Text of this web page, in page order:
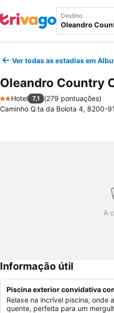
Destino
Ver todas as estadias em
Oleandro Country
2 Estrelas
Hotel 7,1 (279 pontuações)
Caminho Q.ta da Bolota 4, 8200-
A
Informação útil
Piscina exterior convidativa
Relaxe na incrível piscina, onde
quente, perfeita para um